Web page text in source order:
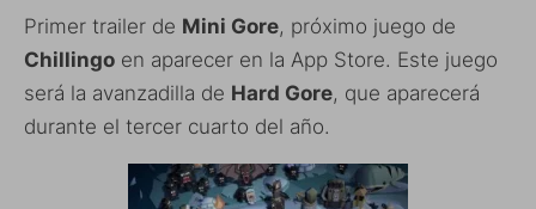
Primer trailer de Mini Gore, próximo juego de
Chillingo en aparecer en la App Store. Este juego
será la avanzadilla de Hard Gore, que aparecerá
durante el tercer cuarto del año.